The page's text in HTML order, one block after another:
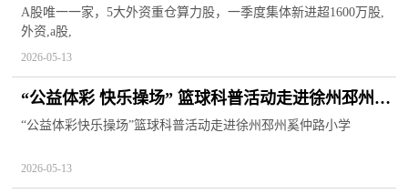
进超1600万股 快看点
A股唯一一家，5大外资重仓算力股，一季度集体新进超1600万股,
外资,a股,
2026-05-13
“公益体彩 快乐操场” 篮球科普活动走进徐州邳州奚
仲路小学
“公益体彩快乐操场”篮球科普活动走进徐州邳州奚仲路小学
2026-05-13